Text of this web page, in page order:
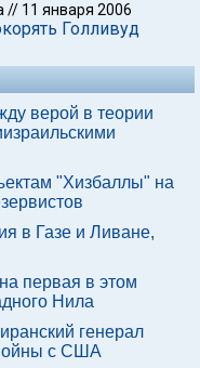
// 11 января 2006
Голливуд
верой в теории
"Хизбаллы" на
в Газе и Ливане,
первая в этом
Нила
генерал
с США